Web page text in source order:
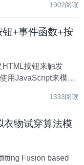
1902阅读
+事件函数+按
用JavaScript来模拟
1333阅读
衣物试穿算法模